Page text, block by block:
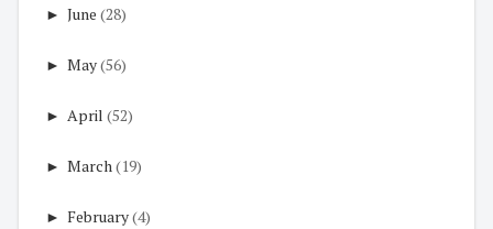
► June (28)
► May(56)
► April (52)
► March(19)
► February(4)